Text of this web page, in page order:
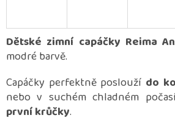
Dětské zimní capáčky Reima
modré barvě.
Capáčky perfektně poslouží do
nebo v suchém chladném
první krůčky.